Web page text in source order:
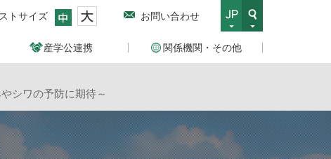
トサイズ お問い合わせ
産学公連携 関係機関・その他
シワの予防に期待～